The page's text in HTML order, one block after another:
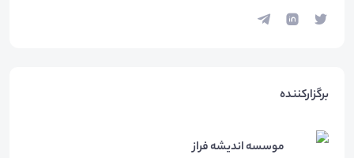
برگزارکننده
موسسه اندیشه فراز